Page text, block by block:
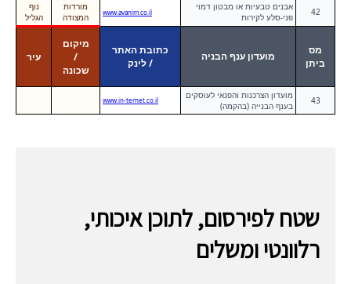
נוף
הגליל
מורדות
המצודה
www.avanim.co.il
אבנים טבעיות או מבטון דמוי
פני-סלע לקירות
42
עיר
מיקום
/
שכונה
כתובת האתר
/ לינק
מועדון ענף הבניה
מס
ביתן
www.in-ternet.co.il
מועדון הצרכנות והפנאי לעוסקים
בענף הבנייה (בהקמה)
43
שטח לפירסום, לתוכן איכותי,
רלוונטי ומשלים